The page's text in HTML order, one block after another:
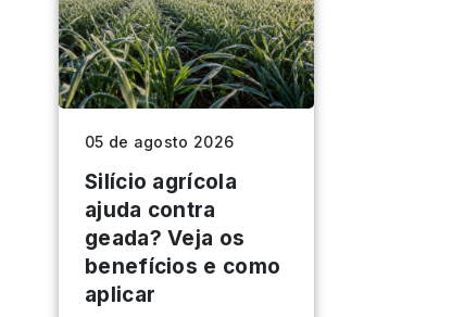
05 de agosto 2026
Silício agrícola
ajuda contra
geada? Veja os
benefícios e como
aplicar